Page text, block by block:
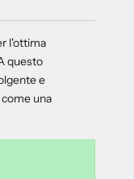
l'ottima
questo
e
una